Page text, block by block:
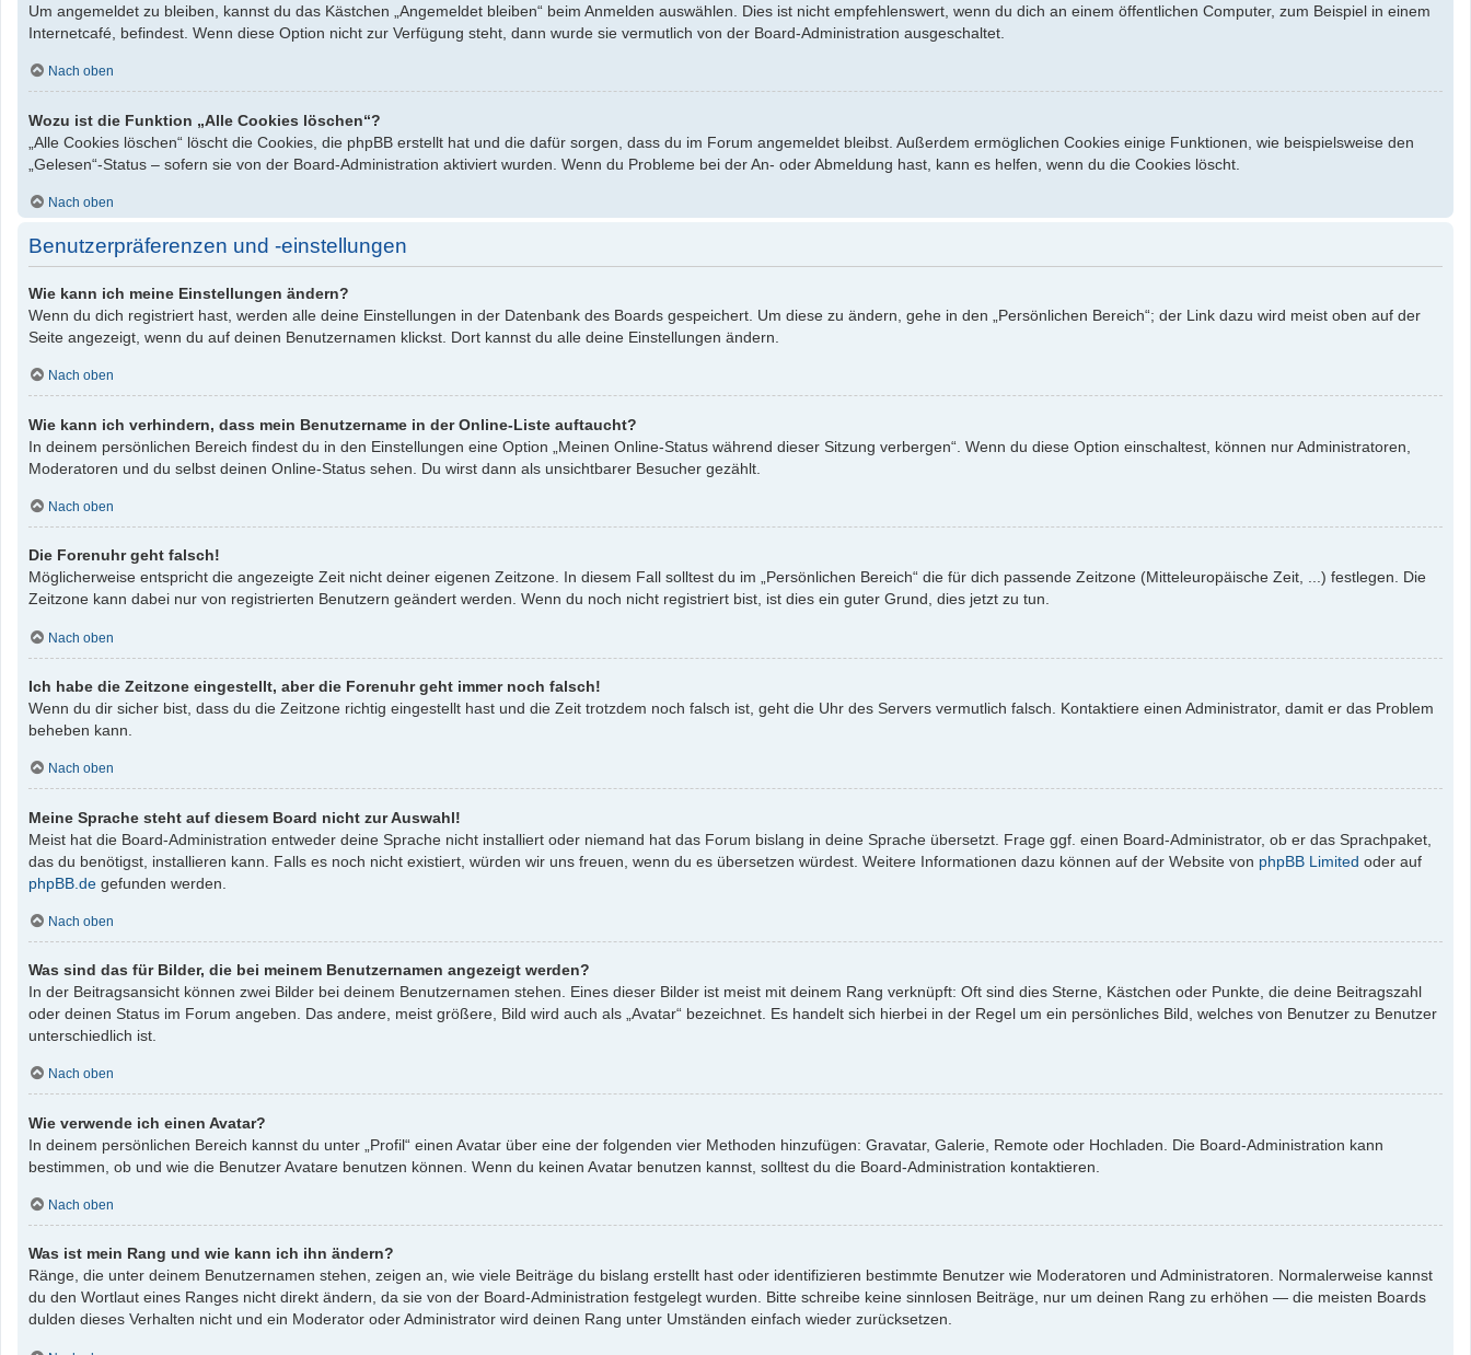
Um angemeldet zu bleiben, kannst du das Kästchen „Angemeldet bleiben“ beim Anmelden auswählen. Dies ist nicht empfehlenswert, wenn du dich an einem öffentlichen Computer, zum Beispiel in einem
Internetcafé, befindest. Wenn diese Option nicht zur Verfügung steht, dann wurde sie vermutlich von der Board-Administration ausgeschaltet.
Nach oben
Wozu ist die Funktion „Alle Cookies löschen“?
„Alle Cookies löschen“ löscht die Cookies, die phpBB erstellt hat und die dafür sorgen, dass du im Forum angemeldet bleibst. Außerdem ermöglichen Cookies einige Funktionen, wie beispielsweise den
„Gelesen“-Status – sofern sie von der Board-Administration aktiviert wurden. Wenn du Probleme bei der An- oder Abmeldung hast, kann es helfen, wenn du die Cookies löscht.
Nach oben
Benutzerpräferenzen und -einstellungen
Wie kann ich meine Einstellungen ändern?
Wenn du dich registriert hast, werden alle deine Einstellungen in der Datenbank des Boards gespeichert. Um diese zu ändern, gehe in den „Persönlichen Bereich“; der Link dazu wird meist oben auf der
Seite angezeigt, wenn du auf deinen Benutzernamen klickst. Dort kannst du alle deine Einstellungen ändern.
Nach oben
Wie kann ich verhindern, dass mein Benutzername in der Online-Liste auftaucht?
In deinem persönlichen Bereich findest du in den Einstellungen eine Option „Meinen Online-Status während dieser Sitzung verbergen“. Wenn du diese Option einschaltest, können nur Administratoren,
Moderatoren und du selbst deinen Online-Status sehen. Du wirst dann als unsichtbarer Besucher gezählt.
Nach oben
Die Forenuhr geht falsch!
Möglicherweise entspricht die angezeigte Zeit nicht deiner eigenen Zeitzone. In diesem Fall solltest du im „Persönlichen Bereich“ die für dich passende Zeitzone (Mitteleuropäische Zeit, ...) festlegen. Die
Zeitzone kann dabei nur von registrierten Benutzern geändert werden. Wenn du noch nicht registriert bist, ist dies ein guter Grund, dies jetzt zu tun.
Nach oben
Ich habe die Zeitzone eingestellt, aber die Forenuhr geht immer noch falsch!
Wenn du dir sicher bist, dass du die Zeitzone richtig eingestellt hast und die Zeit trotzdem noch falsch ist, geht die Uhr des Servers vermutlich falsch. Kontaktiere einen Administrator, damit er das Problem
beheben kann.
Nach oben
Meine Sprache steht auf diesem Board nicht zur Auswahl!
Meist hat die Board-Administration entweder deine Sprache nicht installiert oder niemand hat das Forum bislang in deine Sprache übersetzt. Frage ggf. einen Board-Administrator, ob er das Sprachpaket,
das du benötigst, installieren kann. Falls es noch nicht existiert, würden wir uns freuen, wenn du es übersetzen würdest. Weitere Informationen dazu können auf der Website von phpBB Limited oder auf
phpBB.de gefunden werden.
Nach oben
Was sind das für Bilder, die bei meinem Benutzernamen angezeigt werden?
In der Beitragsansicht können zwei Bilder bei deinem Benutzernamen stehen. Eines dieser Bilder ist meist mit deinem Rang verknüpft: Oft sind dies Sterne, Kästchen oder Punkte, die deine Beitragszahl
oder deinen Status im Forum angeben. Das andere, meist größere, Bild wird auch als „Avatar“ bezeichnet. Es handelt sich hierbei in der Regel um ein persönliches Bild, welches von Benutzer zu Benutzer
unterschiedlich ist.
Nach oben
Wie verwende ich einen Avatar?
In deinem persönlichen Bereich kannst du unter „Profil“ einen Avatar über eine der folgenden vier Methoden hinzufügen: Gravatar, Galerie, Remote oder Hochladen. Die Board-Administration kann
bestimmen, ob und wie die Benutzer Avatare benutzen können. Wenn du keinen Avatar benutzen kannst, solltest du die Board-Administration kontaktieren.
Nach oben
Was ist mein Rang und wie kann ich ihn ändern?
Ränge, die unter deinem Benutzernamen stehen, zeigen an, wie viele Beiträge du bislang erstellt hast oder identifizieren bestimmte Benutzer wie Moderatoren und Administratoren. Normalerweise kannst
du den Wortlaut eines Ranges nicht direkt ändern, da sie von der Board-Administration festgelegt wurden. Bitte schreibe keine sinnlosen Beiträge, nur um deinen Rang zu erhöhen — die meisten Boards
dulden dieses Verhalten nicht und ein Moderator oder Administrator wird deinen Rang unter Umständen einfach wieder zurücksetzen.